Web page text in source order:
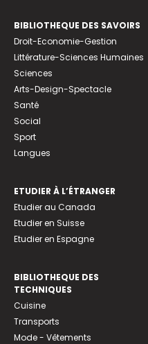
BIBLIOTHEQUE DES SAVOIRS
Droit-Economie-Gestion
Littérature-Sciences Humaines
Sciences
Arts-Design-Spectacle
Santé
Social
Sport
Langues
ETUDIER À L’ÉTRANGER
Etudier au Canada
Etudier en Suisse
Etudier en Espagne
BIBLIOTHEQUE DES
TECHNIQUES
Cuisine
Transports
Mode - Vêtements